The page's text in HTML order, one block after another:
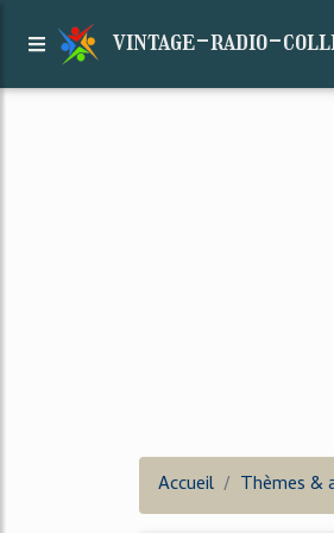
vintage-radio-
Accueil Thèmes &